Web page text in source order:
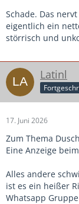
Schade. Das
eigentlich ein
störrisch und
Latinl
17. Juni 2026
Zum Thema
Eine Anzeige
Alles andere
ist es ein heißer
Whatsapp